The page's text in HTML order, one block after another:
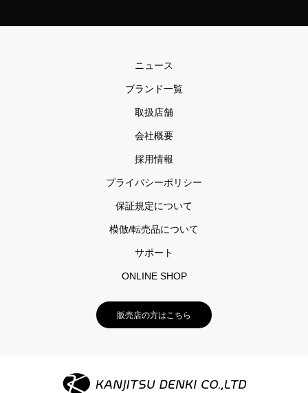
ニュース
ブランド一覧
取扱店舗
会社概要
採用情報
プライバシーポリシー
保証規定について
模倣/転売品について
サポート
ONLINE SHOP
販売店の方はこちら